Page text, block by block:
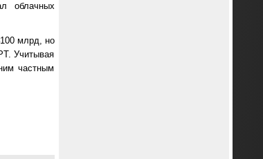
облачных
млрд, но
Учитывая
частным